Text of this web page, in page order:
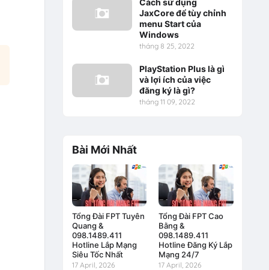
Cách sử dụng
JaxCore để tùy chỉnh
menu Start của
Windows
tháng 8 25, 2022
PlayStation Plus là gì
và lợi ích của việc
đăng ký là gì?
tháng 11 09, 2022
Bài Mới Nhất
Tổng Đài FPT Tuyên
Quang &
098.1489.411
Hotline Lắp Mạng
Siêu Tốc Nhất
17 April, 2026
Tổng Đài FPT Cao
Bằng &
098.1489.411
Hotline Đăng Ký Lắp
Mạng 24/7
17 April, 2026